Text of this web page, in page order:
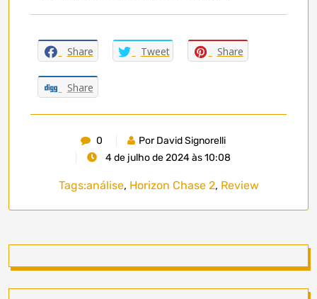
Share Tweet Share
Share
0
Por David Signorelli
4 de julho de 2024 às 10:08
Tags:análise, Horizon Chase 2, Review